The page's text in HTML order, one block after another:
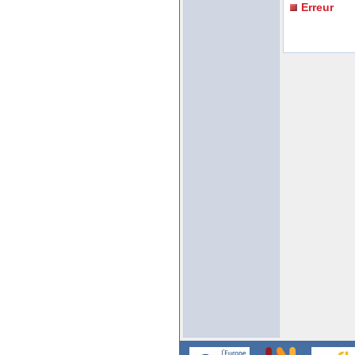
Erreur